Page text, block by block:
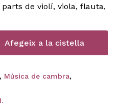
de violí, viola, flauta,
Afegeix a la cistella
Música de cambra,